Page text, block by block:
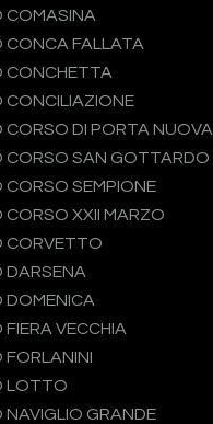
COMASINA
CONCA FALLATA
CONCHETTA
CONCILIAZIONE
CORSO DI PORTA NUOVA
CORSO SAN GOTTARDO
SEMPIONE
XXII MARZO
CORVETTO
DARSENA
DOMENICA
VECCHIA
FORLANINI
LOTTO
GRANDE